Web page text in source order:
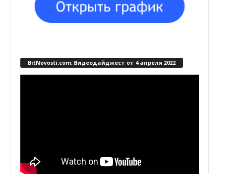
BitNovosti.com: Видеодайджест от 4 апреля 2022